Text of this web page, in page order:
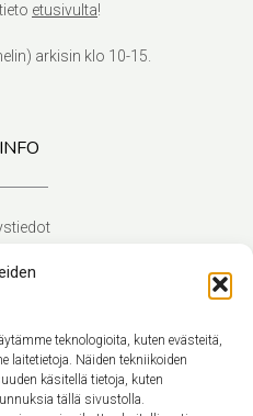
teknologioita, kuten evästeitä,
laitetietoja. Näiden tekniikoiden
käsitellä tietoja, kuten
tällä sivustolla.
etusivulta!
arkisin klo 10-15.